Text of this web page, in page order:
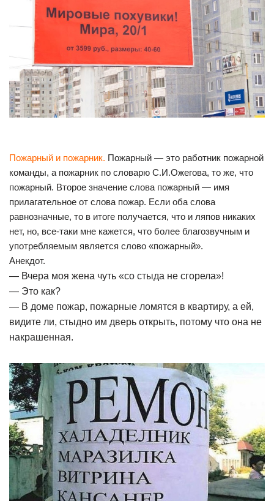
Пожарный и пожарник. Пожарный — это работник пожарной
команды, а пожарник по словарю С.И.Ожегова, то же, что
пожарный. Второе значение слова пожарный — имя
прилагательное от слова пожар. Если оба слова
равнозначные, то в итоге получается, что и ляпов никаких
нет, но, все-таки мне кажется, что более благозвучным и
употребляемым является слово «пожарный».
Анекдот.
— Вчера моя жена чуть «со стыда не сгорела»!
— Это как?
— В доме пожар, пожарные ломятся в квартиру, а ей,
видите ли, стыдно им дверь открыть, потому что она не
накрашенная.